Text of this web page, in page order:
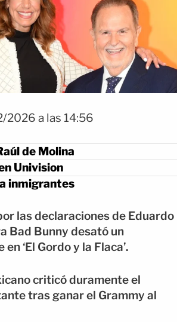
2026 a las 14:56
de Molina
Univision
inmigrantes
las declaraciones de Eduardo
Bad Bunny desató un
‘El Gordo y la Flaca’.
criticó duramente el
tras ganar el Grammy al